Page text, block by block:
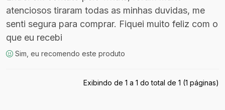
atenciosos tiraram todas as minhas duvidas, me
senti segura para comprar. Fiquei muito feliz com o
que eu recebi
Sim, eu recomendo este produto
Exibindo de 1 a 1 do total de 1 (1 páginas)